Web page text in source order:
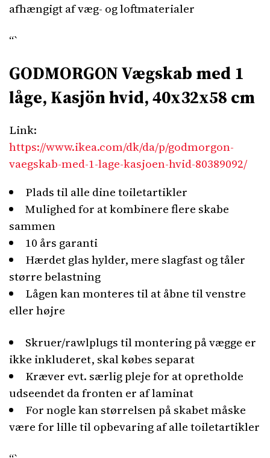
afhængigt af væg- og loftmaterialer
“`
GODMORGON Vægskab med 1
låge, Kasjön hvid, 40x32x58 cm
Link:
https://www.ikea.com/dk/da/p/godmorgon-
vaegskab-med-1-lage-kasjoen-hvid-80389092/
Plads til alle dine toiletartikler
Mulighed for at kombinere flere skabe
sammen
10 års garanti
Hærdet glas hylder, mere slagfast og tåler
større belastning
Lågen kan monteres til at åbne til venstre
eller højre
Skruer/rawlplugs til montering på vægge er
ikke inkluderet, skal købes separat
Kræver evt. særlig pleje for at opretholde
udseendet da fronten er af laminat
For nogle kan størrelsen på skabet måske
være for lille til opbevaring af alle toiletartikler